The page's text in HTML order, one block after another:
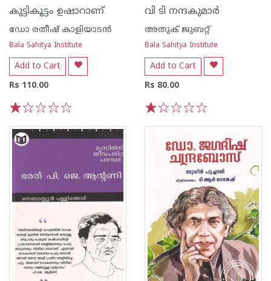
കുട്ടികൂട്ടം ഉഷാറാണ്
ഡോ രതീഷ് കാളിയാടന്‍
Bala Sahitya Institute
Add to Cart
Rs 110.00
വി ടി നന്ദകുമാര്‍
അതുക് ജുബറ്റ്
Bala Sahitya Institute
Add to Cart
Rs 80.00